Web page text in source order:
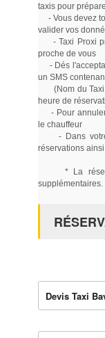
taxis pour
- Vous devez
valider vos
- Taxi Proxi
proche de vous
- Dés
un SMS
(Nom du Taxi,
heure de
- Pour annuler
le chauffeur
- Dans votre
réservations
* La
supplémentaires.
Devis Taxi